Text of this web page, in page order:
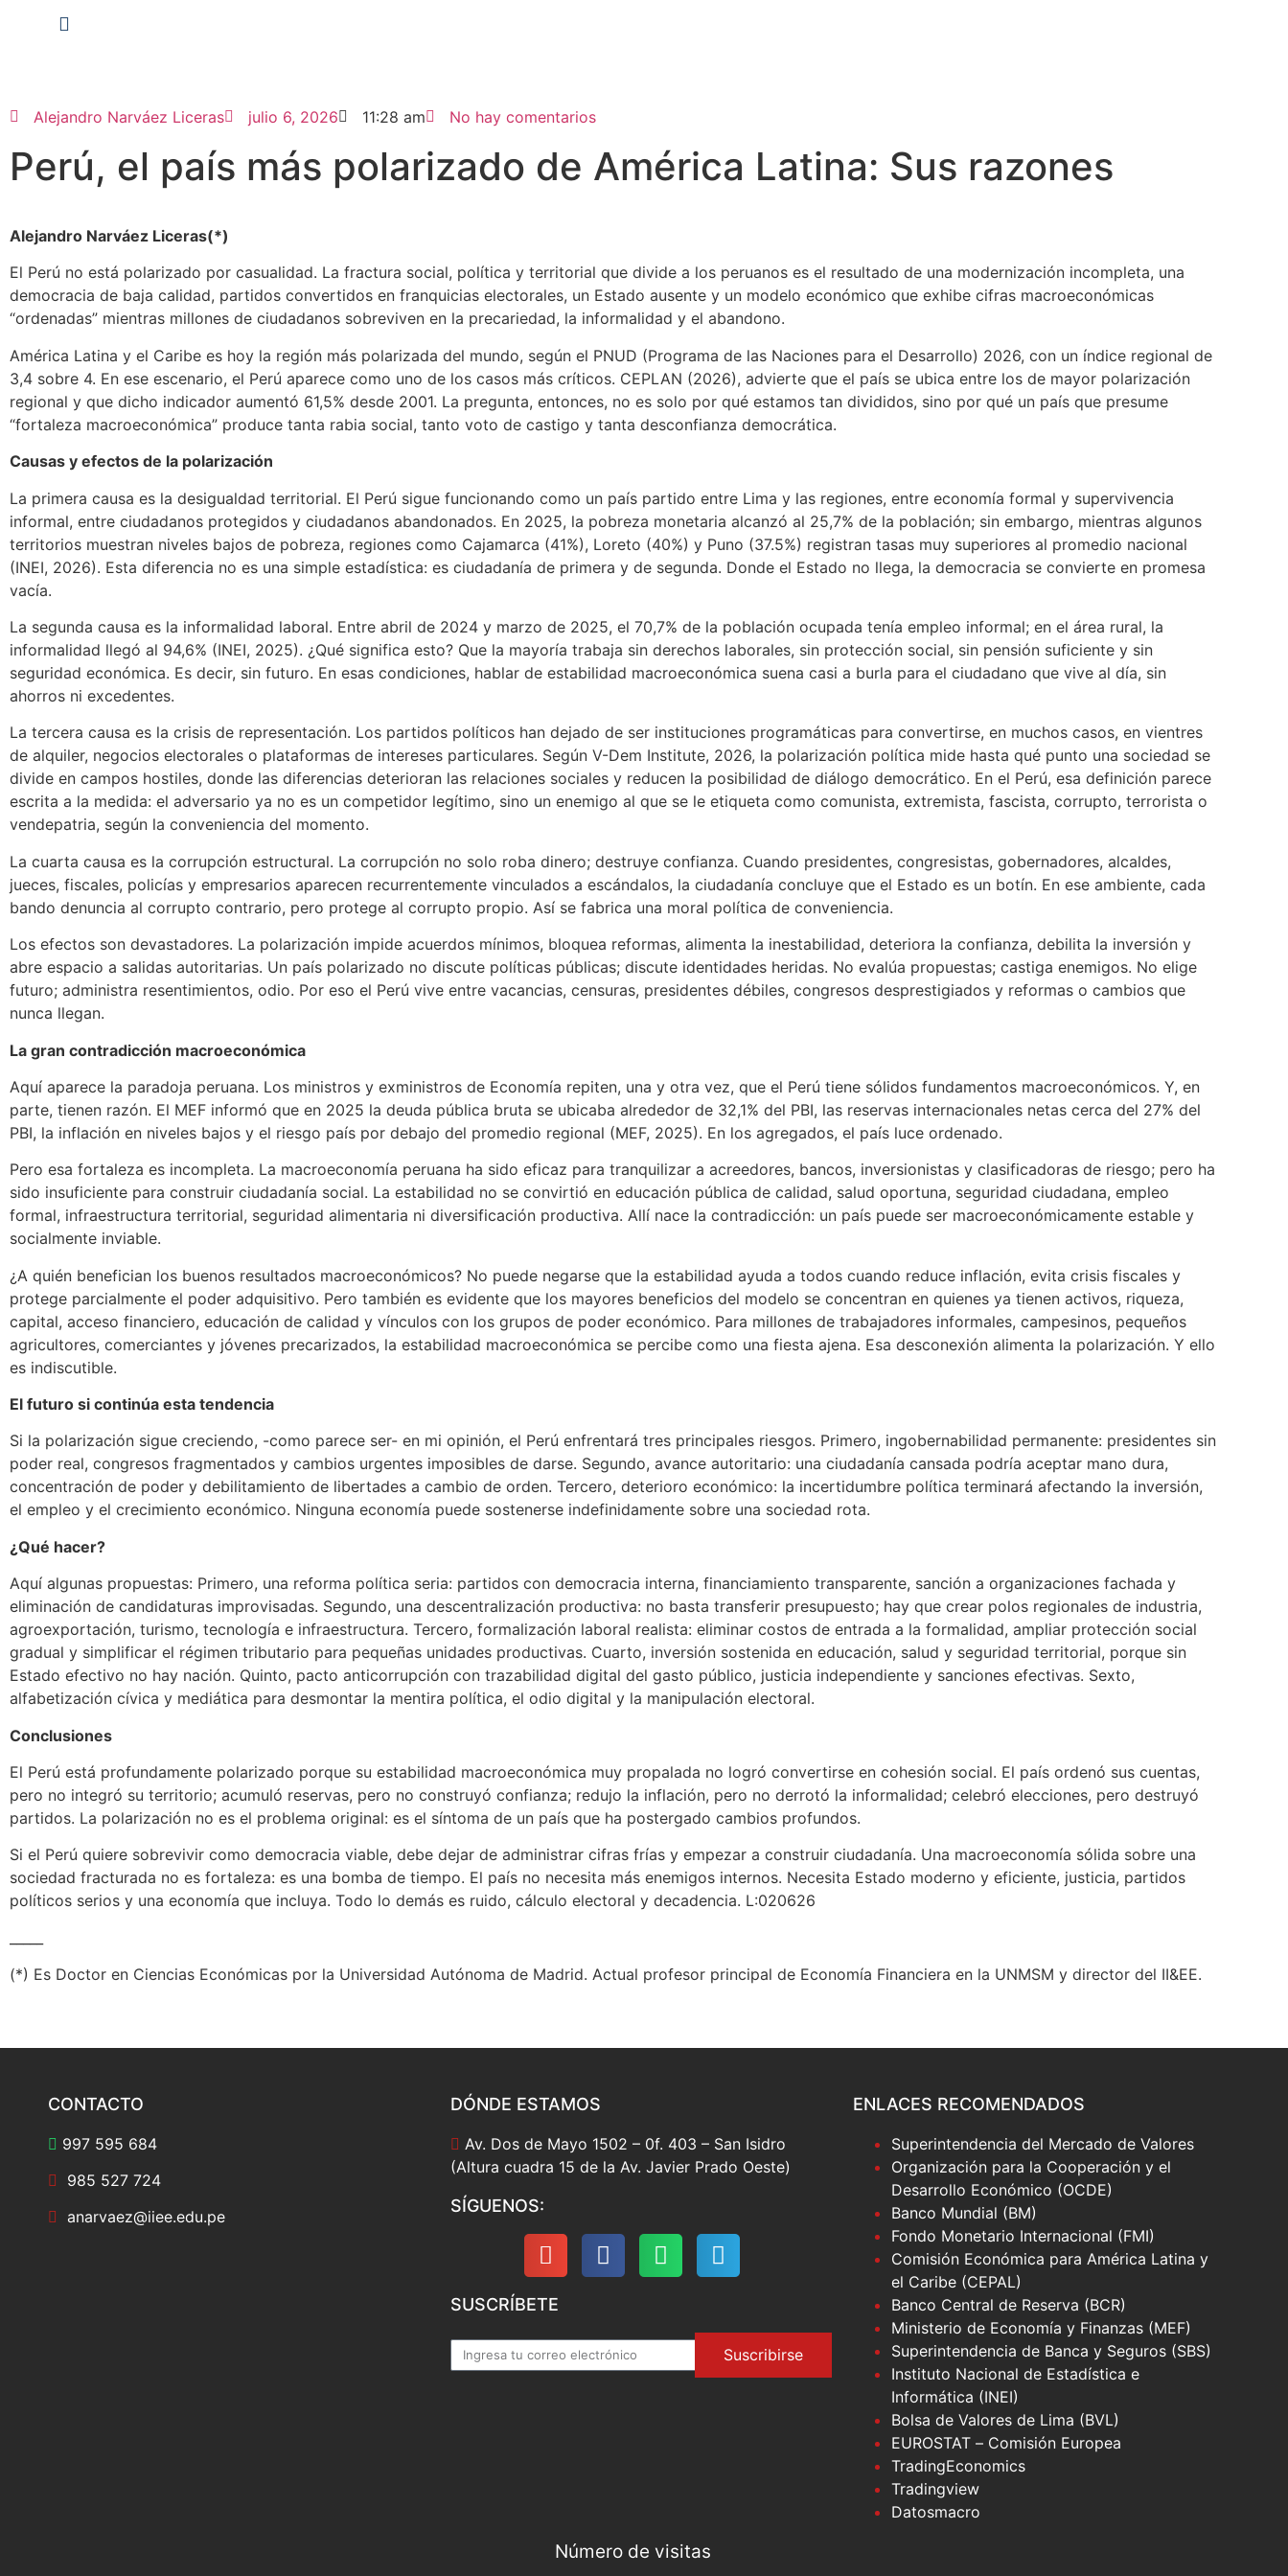
Alejandro Narváez Liceras julio 6, 2026 11:28 am No hay comentarios
Perú, el país más polarizado de América Latina: Sus razones
Alejandro Narváez Liceras(*)
El Perú no está polarizado por casualidad. La fractura social, política y territorial que divide a los peruanos es el resultado de una modernización incompleta, una
democracia de baja calidad, partidos convertidos en franquicias electorales, un Estado ausente y un modelo económico que exhibe cifras macroeconómicas
“ordenadas” mientras millones de ciudadanos sobreviven en la precariedad, la informalidad y el abandono.
América Latina y el Caribe es hoy la región más polarizada del mundo, según el PNUD (Programa de las Naciones para el Desarrollo) 2026, con un índice regional de
3,4 sobre 4. En ese escenario, el Perú aparece como uno de los casos más críticos. CEPLAN (2026), advierte que el país se ubica entre los de mayor polarización
regional y que dicho indicador aumentó 61,5% desde 2001. La pregunta, entonces, no es solo por qué estamos tan divididos, sino por qué un país que presume
“fortaleza macroeconómica” produce tanta rabia social, tanto voto de castigo y tanta desconfianza democrática.
Causas y efectos de la polarización
La primera causa es la desigualdad territorial. El Perú sigue funcionando como un país partido entre Lima y las regiones, entre economía formal y supervivencia
informal, entre ciudadanos protegidos y ciudadanos abandonados. En 2025, la pobreza monetaria alcanzó al 25,7% de la población; sin embargo, mientras algunos
territorios muestran niveles bajos de pobreza, regiones como Cajamarca (41%), Loreto (40%) y Puno (37.5%) registran tasas muy superiores al promedio nacional
(INEI, 2026). Esta diferencia no es una simple estadística: es ciudadanía de primera y de segunda. Donde el Estado no llega, la democracia se convierte en promesa
vacía.
La segunda causa es la informalidad laboral. Entre abril de 2024 y marzo de 2025, el 70,7% de la población ocupada tenía empleo informal; en el área rural, la
informalidad llegó al 94,6% (INEI, 2025). ¿Qué significa esto? Que la mayoría trabaja sin derechos laborales, sin protección social, sin pensión suficiente y sin
seguridad económica. Es decir, sin futuro. En esas condiciones, hablar de estabilidad macroeconómica suena casi a burla para el ciudadano que vive al día, sin
ahorros ni excedentes.
La tercera causa es la crisis de representación. Los partidos políticos han dejado de ser instituciones programáticas para convertirse, en muchos casos, en vientres
de alquiler, negocios electorales o plataformas de intereses particulares. Según V-Dem Institute, 2026, la polarización política mide hasta qué punto una sociedad se
divide en campos hostiles, donde las diferencias deterioran las relaciones sociales y reducen la posibilidad de diálogo democrático. En el Perú, esa definición parece
escrita a la medida: el adversario ya no es un competidor legítimo, sino un enemigo al que se le etiqueta como comunista, extremista, fascista, corrupto, terrorista o
vendepatria, según la conveniencia del momento.
La cuarta causa es la corrupción estructural. La corrupción no solo roba dinero; destruye confianza. Cuando presidentes, congresistas, gobernadores, alcaldes,
jueces, fiscales, policías y empresarios aparecen recurrentemente vinculados a escándalos, la ciudadanía concluye que el Estado es un botín. En ese ambiente, cada
bando denuncia al corrupto contrario, pero protege al corrupto propio. Así se fabrica una moral política de conveniencia.
Los efectos son devastadores. La polarización impide acuerdos mínimos, bloquea reformas, alimenta la inestabilidad, deteriora la confianza, debilita la inversión y
abre espacio a salidas autoritarias. Un país polarizado no discute políticas públicas; discute identidades heridas. No evalúa propuestas; castiga enemigos. No elige
futuro; administra resentimientos, odio. Por eso el Perú vive entre vacancias, censuras, presidentes débiles, congresos desprestigiados y reformas o cambios que
nunca llegan.
La gran contradicción macroeconómica
Aquí aparece la paradoja peruana. Los ministros y exministros de Economía repiten, una y otra vez, que el Perú tiene sólidos fundamentos macroeconómicos. Y, en
parte, tienen razón. El MEF informó que en 2025 la deuda pública bruta se ubicaba alrededor de 32,1% del PBI, las reservas internacionales netas cerca del 27% del
PBI, la inflación en niveles bajos y el riesgo país por debajo del promedio regional (MEF, 2025). En los agregados, el país luce ordenado.
Pero esa fortaleza es incompleta. La macroeconomía peruana ha sido eficaz para tranquilizar a acreedores, bancos, inversionistas y clasificadoras de riesgo; pero ha
sido insuficiente para construir ciudadanía social. La estabilidad no se convirtió en educación pública de calidad, salud oportuna, seguridad ciudadana, empleo
formal, infraestructura territorial, seguridad alimentaria ni diversificación productiva. Allí nace la contradicción: un país puede ser macroeconómicamente estable y
socialmente inviable.
¿A quién benefician los buenos resultados macroeconómicos? No puede negarse que la estabilidad ayuda a todos cuando reduce inflación, evita crisis fiscales y
protege parcialmente el poder adquisitivo. Pero también es evidente que los mayores beneficios del modelo se concentran en quienes ya tienen activos, riqueza,
capital, acceso financiero, educación de calidad y vínculos con los grupos de poder económico. Para millones de trabajadores informales, campesinos, pequeños
agricultores, comerciantes y jóvenes precarizados, la estabilidad macroeconómica se percibe como una fiesta ajena. Esa desconexión alimenta la polarización. Y ello
es indiscutible.
El futuro si continúa esta tendencia
Si la polarización sigue creciendo, -como parece ser- en mi opinión, el Perú enfrentará tres principales riesgos. Primero, ingobernabilidad permanente: presidentes sin
poder real, congresos fragmentados y cambios urgentes imposibles de darse. Segundo, avance autoritario: una ciudadanía cansada podría aceptar mano dura,
concentración de poder y debilitamiento de libertades a cambio de orden. Tercero, deterioro económico: la incertidumbre política terminará afectando la inversión,
el empleo y el crecimiento económico. Ninguna economía puede sostenerse indefinidamente sobre una sociedad rota.
¿Qué hacer?
Aquí algunas propuestas: Primero, una reforma política seria: partidos con democracia interna, financiamiento transparente, sanción a organizaciones fachada y
eliminación de candidaturas improvisadas. Segundo, una descentralización productiva: no basta transferir presupuesto; hay que crear polos regionales de industria,
agroexportación, turismo, tecnología e infraestructura. Tercero, formalización laboral realista: eliminar costos de entrada a la formalidad, ampliar protección social
gradual y simplificar el régimen tributario para pequeñas unidades productivas. Cuarto, inversión sostenida en educación, salud y seguridad territorial, porque sin
Estado efectivo no hay nación. Quinto, pacto anticorrupción con trazabilidad digital del gasto público, justicia independiente y sanciones efectivas. Sexto,
alfabetización cívica y mediática para desmontar la mentira política, el odio digital y la manipulación electoral.
Conclusiones
El Perú está profundamente polarizado porque su estabilidad macroeconómica muy propalada no logró convertirse en cohesión social. El país ordenó sus cuentas,
pero no integró su territorio; acumuló reservas, pero no construyó confianza; redujo la inflación, pero no derrotó la informalidad; celebró elecciones, pero destruyó
partidos. La polarización no es el problema original: es el síntoma de un país que ha postergado cambios profundos.
Si el Perú quiere sobrevivir como democracia viable, debe dejar de administrar cifras frías y empezar a construir ciudadanía. Una macroeconomía sólida sobre una
sociedad fracturada no es fortaleza: es una bomba de tiempo. El país no necesita más enemigos internos. Necesita Estado moderno y eficiente, justicia, partidos
políticos serios y una economía que incluya. Todo lo demás es ruido, cálculo electoral y decadencia. L:020626
(*) Es Doctor en Ciencias Económicas por la Universidad Autónoma de Madrid. Actual profesor principal de Economía Financiera en la UNMSM y director del II&EE.
CONTACTO
997 595 684
985 527 724
anarvaez@iiee.edu.pe
DÓNDE ESTAMOS
Av. Dos de Mayo 1502 – 0f. 403 – San Isidro
(Altura cuadra 15 de la Av. Javier Prado Oeste)
SÍGUENOS:
SUSCRÍBETE
Suscribirse
ENLACES RECOMENDADOS
Superintendencia del Mercado de Valores
Organización para la Cooperación y el
Desarrollo Económico (OCDE)
Banco Mundial (BM)
Fondo Monetario Internacional (FMI)
Comisión Económica para América Latina y
el Caribe (CEPAL)
Banco Central de Reserva (BCR)
Ministerio de Economía y Finanzas (MEF)
Superintendencia de Banca y Seguros (SBS)
Instituto Nacional de Estadística e
Informática (INEI)
Bolsa de Valores de Lima (BVL)
EUROSTAT – Comisión Europea
TradingEconomics
Tradingview
Datosmacro
Número de visitas